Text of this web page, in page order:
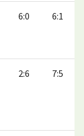
6:0 6:1
2:6 7:5